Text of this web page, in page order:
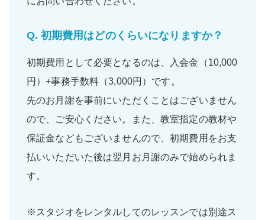
Q. 初期費用はどのくらいになりますか？
初期費用として必要となるのは、入会金（10,000
円）+事務手数料（3,000円）です。
先のお月謝を事前にいただくことはございません
ので、ご安心ください。また、教室指定の教材や
保証金などもございませんので、初期費用をお支
払いいただいた後は翌月お月謝のみで始められま
す。
※スタジオをレンタルしてのレッスンでは別途ス